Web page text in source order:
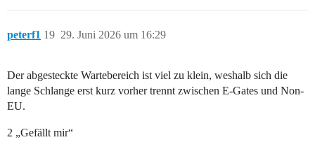
peterf1 29. Juni 2026 um 16:29
19
Der abgesteckte Wartebereich ist viel zu klein, weshalb sich die
lange Schlange erst kurz vorher trennt zwischen E-Gates und Non-
EU.
2 „Gefällt mir“